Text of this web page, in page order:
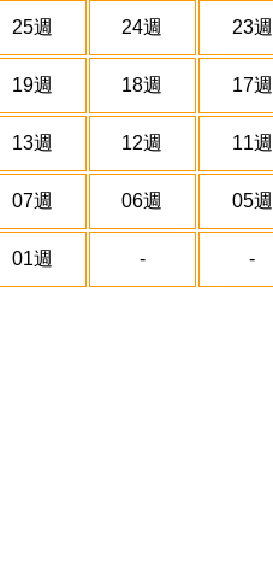
25週 24週 23週
19週 18週 17週
13週 12週 11週
07週 06週 05週
01週 - -